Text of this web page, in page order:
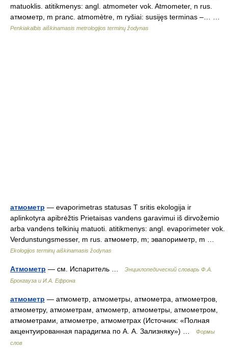
matuoklis. atitikmenys: angl. atmometer vok. Atmometer, n rus.
атмометр, m pranc. atmomètre, m ryšiai: susijęs terminas –… …
Penkiakalbis aiškinamasis metrologijos terminų žodynas
атмометр — evaporimetras statusas T sritis ekologija ir
aplinkotyra apibrėžtis Prietaisas vandens garavimui iš dirvožemio
arba vandens telkinių matuoti. atitikmenys: angl. evaporimeter vok.
Verdunstungsmesser, m rus. атмометр, m; эвапориметр, m …
Ekologijos terminų aiškinamasis žodynas
Атмометр — см. Испаритель …
Энциклопедический словарь Ф.А.
Брокгауза и И.А. Ефрона
атмометр — атмометр, атмометры, атмометра, атмометров,
атмометру, атмометрам, атмометр, атмометры, атмометром,
атмометрами, атмометре, атмометрах (Источник: «Полная
акцентуированная парадигма по А. А. Зализняку») …
Формы
слов